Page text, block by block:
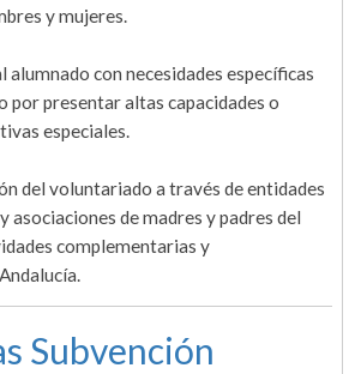
y mujeres.
alumnado con necesidades específicas
por presentar altas capacidades o
especiales.
del voluntariado a través de entidades
asociaciones de madres y padres del
complementarias y
Subvención